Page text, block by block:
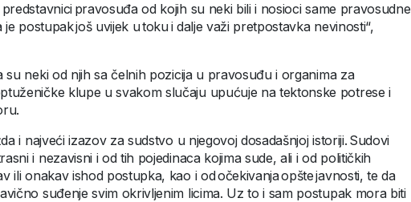
pravosuđa od kojih su neki bili i nosioci same pravosudne
postupak još uvijek u toku i dalje važi pretpostavka nevinosti“,
su neki od njih sa čelnih pozicija u pravosuđu i organima za
klupe u svakom slučaju upućuje na tektonske potrese i
i najveći izazov za sudstvo u njegovoj dosadašnjoj istoriji. Sudovi
i nezavisni i od tih pojedinaca kojima sude, ali i od političkih
ili onakav ishod postupka, kao i od očekivanja opšte javnosti, te da
suđenje svim okrivljenim licima. Uz to i sam postupak mora biti